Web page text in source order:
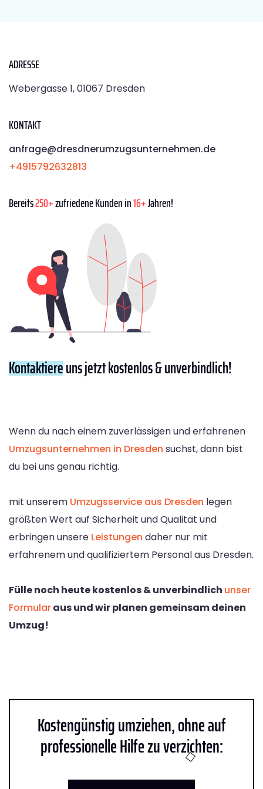
ADRESSE
Webergasse 1, 01067 Dresden
KONTAKT
anfrage@dresdnerumzugsunternehmen.de
+4915792632813
Bereits250+zufriedene Kunden in16+Jahren!
Kontaktiereuns jetzt kostenlos & unverbindlich!
Wenn du nach einem zuverlässigen und erfahrenen
Umzugsunternehmen in Dresden suchst, dann bist
du bei uns genau richtig.
mit unserem Umzugsservice aus Dresden legen
größten Wert auf Sicherheit und Qualität und
erbringen unsere Leistungen daher nur mit
erfahrenem und qualifiziertem Personal aus Dresden.
Fülle noch heute kostenlos & unverbindlich unser
Formularaus und wir planen gemeinsam deinen
Umzug!
Kostengünstig umziehen, ohne auf
professionelle Hilfe zu verzichten: